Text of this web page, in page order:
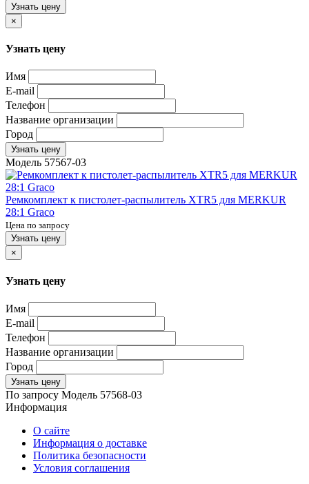
Узнать цену
×
Узнать цену
Имя
E-mail
Телефон
Название организации
Город
Узнать цену
Модель 57567-03
Ремкомплект к пистолет-распылитель XTR5 для MERKUR
28:1 Graco
Цена по запросу
Узнать цену
×
Узнать цену
Имя
E-mail
Телефон
Название организации
Город
Узнать цену
По запросу Модель 57568-03
Информация
О сайте
Информация о доставке
Политика безопасности
Условия соглашения